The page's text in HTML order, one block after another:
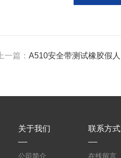
上一篇： A510安全带测试橡胶假人
关于我们
公司简介
联系方式
在线留言